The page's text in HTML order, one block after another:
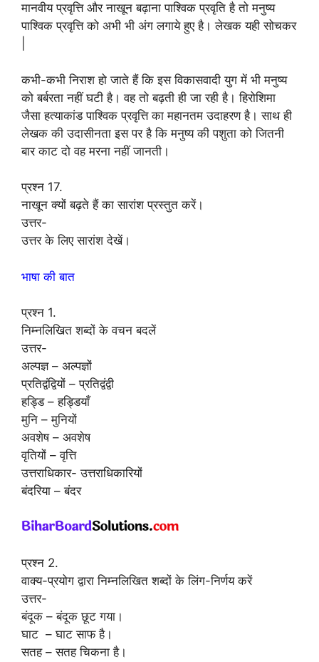
मानवीय प्रवृत्ति और नाखून बढ़ाना पाश्विक प्रवृति है तो मनुष्य
पाश्विक प्रवृत्ति को अभी भी अंग लगाये हुए है। लेखक यही सोचकर
कभी-कभी निराश हो जाते हैं कि इस विकासवादी युग में भी मनुष्य
को बर्बरता नहीं घटी है। वह तो बढ़ती ही जा रही है। हिरोशिमा
जैसा हत्याकांड पाश्विक प्रवृत्ति का महानतम उदाहरण है। साथ ही
लेखक की उदासीनता इस पर है कि मनुष्य की पशुता को जितनी
बार काट दो वह मरना नहीं जानती।
प्रश्न 17.
नाखून क्यों बढ़ते हैं का सारांश प्रस्तुत करें।
उत्तर-
उत्तर के लिए सारांश देखें।
भाषा की बात
प्रश्न 1.
निम्नलिखित शब्दों के वचन बदलें
उत्तर-
अल्पज्ञ – अल्पज्ञों
प्रतिद्वंद्वियों – प्रतिद्वंद्वी
हड्डि – हड्डियाँ
मुनि – मुनियों
अवशेष – अवशेष
वृतियों – वृत्ति
उत्तराधिकार- उत्तराधिकारियों
बंदरिया – बंदर
प्रश्न 2.
वाक्य-प्रयोग द्वारा निम्नलिखित शब्दों के लिंग-निर्णय करें
उत्तर-
बंदूक – बंदूक छूट गया।
घाट – घाट साफ है।
सतह – सतह चिकना है।